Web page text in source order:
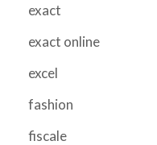
exact
exact online
excel
fashion
fiscale